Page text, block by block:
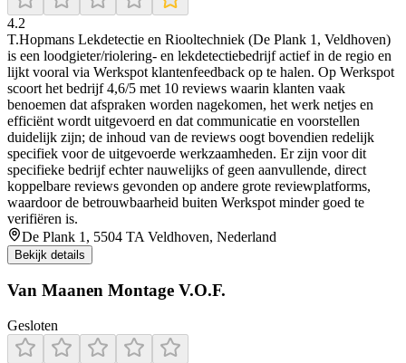
4.2
T.Hopmans Lekdetectie en Riooltechniek (De Plank 1, Veldhoven)
is een loodgieter/riolering- en lekdetectiebedrijf actief in de regio en
lijkt vooral via Werkspot klantenfeedback op te halen. Op Werkspot
scoort het bedrijf 4,6/5 met 10 reviews waarin klanten vaak
benoemen dat afspraken worden nagekomen, het werk netjes en
efficiënt wordt uitgevoerd en dat communicatie en voorstellen
duidelijk zijn; de inhoud van de reviews oogt bovendien redelijk
specifiek voor de uitgevoerde werkzaamheden. Er zijn voor dit
specifieke bedrijf echter nauwelijks of geen aanvullende, direct
koppelbare reviews gevonden op andere grote reviewplatforms,
waardoor de betrouwbaarheid buiten Werkspot minder goed te
verifiëren is.
De Plank 1, 5504 TA Veldhoven, Nederland
Bekijk details
Van Maanen Montage V.O.F.
Gesloten